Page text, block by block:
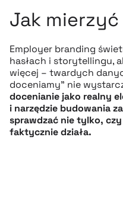
Jak
Employer branding
hasłach i storytellingu,
więcej – twardych
doceniamy” nie
docenianie jako realny
i narzędzie budowania
sprawdzać nie tylko,
faktycznie działa.